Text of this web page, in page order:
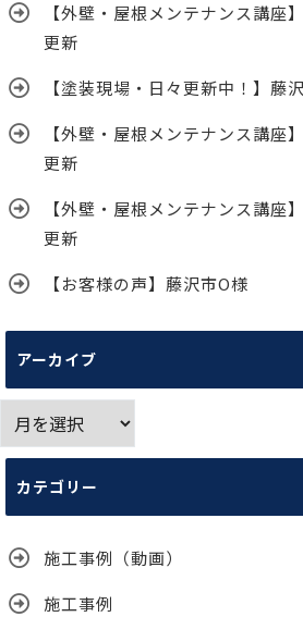
【外壁・屋根メンテナンス講座
更新
【塗装現場・日々更新中！】藤
【外壁・屋根メンテナンス講座
更新
【外壁・屋根メンテナンス講座
更新
【お客様の声】藤沢市O様
アーカイブ
ー
カ
ブ
カテゴリー
施工事例（動画）
施工事例